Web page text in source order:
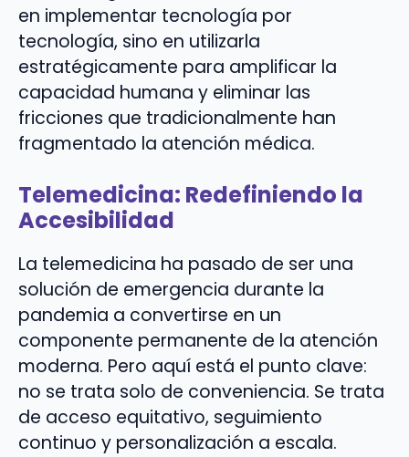
en implementar tecnología por
tecnología, sino en utilizarla
estratégicamente para amplificar la
capacidad humana y eliminar las
fricciones que tradicionalmente han
fragmentado la atención médica.
Telemedicina: Redefiniendo la
Accesibilidad
La telemedicina ha pasado de ser una
solución de emergencia durante la
pandemia a convertirse en un
componente permanente de la atención
moderna. Pero aquí está el punto clave:
no se trata solo de conveniencia. Se trata
de acceso equitativo, seguimiento
continuo y personalización a escala.